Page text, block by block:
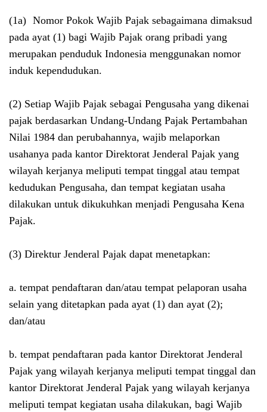
(1a) Nomor Pokok Wajib Pajak sebagaimana dimaksud
pada ayat (1) bagi Wajib Pajak orang pribadi yang
merupakan penduduk Indonesia menggunakan nomor
induk kependudukan.
(2) Setiap Wajib Pajak sebagai Pengusaha yang dikenai
pajak berdasarkan Undang-Undang Pajak Pertambahan
Nilai 1984 dan perubahannya, wajib melaporkan
usahanya pada kantor Direktorat Jenderal Pajak yang
wilayah kerjanya meliputi tempat tinggal atau tempat
kedudukan Pengusaha, dan tempat kegiatan usaha
dilakukan untuk dikukuhkan menjadi Pengusaha Kena
Pajak.
(3) Direktur Jenderal Pajak dapat menetapkan:
a. tempat pendaftaran dan/atau tempat pelaporan usaha
selain yang ditetapkan pada ayat (1) dan ayat (2);
dan/atau
b. tempat pendaftaran pada kantor Direktorat Jenderal
Pajak yang wilayah kerjanya meliputi tempat tinggal dan
kantor Direktorat Jenderal Pajak yang wilayah kerjanya
meliputi tempat kegiatan usaha dilakukan, bagi Wajib